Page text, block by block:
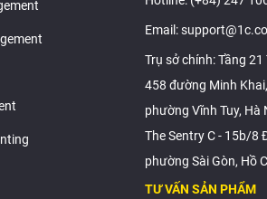
Email:
Trụ sở chính: Tầng 21
458 đường Minh
phường Vĩnh Tuy, Hà
The Sentry C - 15b/8
phường Sài Gòn, Hồ
TƯ VẤN SẢN PHẨM